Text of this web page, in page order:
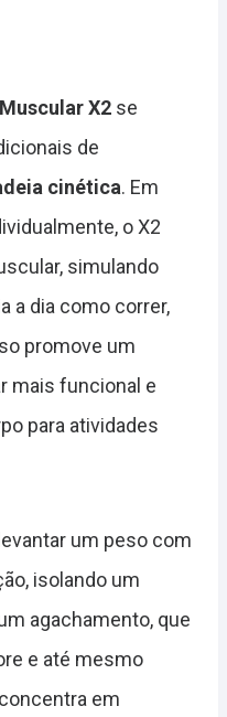
X2 se
de
cinética. Em
o X2
simulando
a dia como correr,
promove um
mais funcional e
para atividades
um peso com
isolando um
agachamento, que
e até mesmo
em